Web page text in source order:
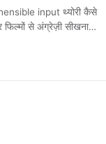
input थ्योरी कैसे
से अंग्रेज़ी सीखना